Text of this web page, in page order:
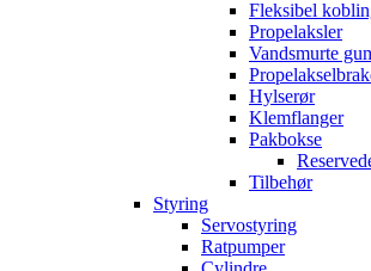
Fleksibel
Propelaksler
Vandsmurte
Hylserør
Klemflanger
Pakbokse
Tilbehør
Styring
Servostyring
Ratpumper